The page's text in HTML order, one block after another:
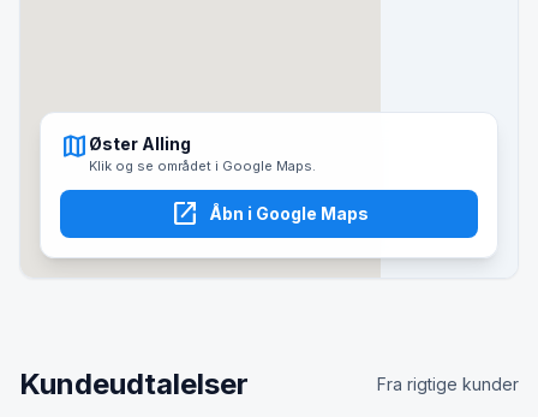
map Øster Alling
Klik og se området i Google Maps.
open_in_new Åbn i Google Maps
Kundeudtalelser Fra rigtige kunder